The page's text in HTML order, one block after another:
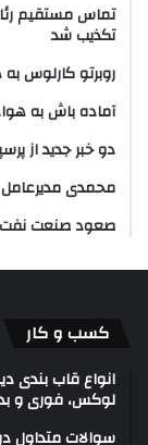
تماس مستقیم
تکذیب شد
روبرتو کارلوس
آماده باش به
دو خبر جدید از
محمدی
صعود صنعت نفت
کسب و کار
انواع قاب بندی
لوکس، فوری و
سوالات متداول